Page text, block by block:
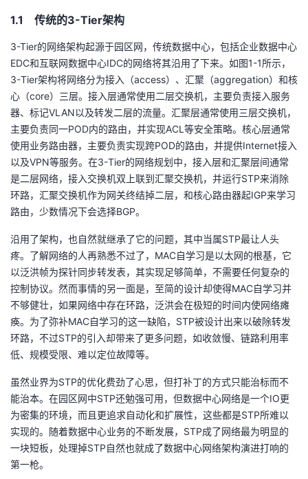
动
关
注
的
者
学
堂
的
课
程
我
的
认
证
我
的
实
验
我
的
收
藏
我
的
Programs
我
的
支
持
技
术
支
持
的
云
声
建
议
1.1 传统的3-Tier架构
3-Tier的网络架构起源于园区网，传统数据中心，包括企业数据中心
EDC和互联网数据中心IDC的网络将其沿用了下来。如图1-1所示，
3-Tier架构将网络分为接入（access）、汇聚（aggregation）和核
心（core）三层。接入层通常使用二层交换机，主要负责接入服务
器、标记VLAN以及转发二层的流量。汇聚层通常使用三层交换机，
主要负责同一POD内的路由，并实现ACL等安全策略。核心层通常
使用业务路由器，主要负责实现跨POD的路由，并提供Internet接入
以及VPN等服务。在3-Tier的网络规划中，接入层和汇聚层间通常
是二层网络，接入交换机双上联到汇聚交换机，并运行STP来消除
环路，汇聚交换机作为网关终结掉二层，和核心路由器起IGP来学习
路由，少数情况下会选择BGP。
沿用了架构，也自然就继承了它的问题，其中当属STP最让人头
疼。了解网络的人再熟悉不过了，MAC自学习是以太网的根基，它
以泛洪帧为探针同步转发表，其实现足够简单，不需要任何复杂的
控制协议。然而事情的另一面是，至简的设计却使得MAC自学习并
不够健壮，如果网络中存在环路，泛洪会在极短的时间内使网络瘫
痪。为了弥补MAC自学习的这一缺陷，STP被设计出来以破除转发
环路，不过STP的引入却带来了更多问题，如收敛慢、链路利用率
低、规模受限、难以定位故障等。
虽然业界为STP的优化费劲了心思，但打补丁的方式只能治标而不
能治本。在园区网中STP还勉强可用，但数据中心网络是一个IO更
为密集的环境，而且更追求自动化和扩展性，这些都是STP所难以
实现的。随着数据中心业务的不断发展，STP成了网络最为明显的
一块短板，处理掉STP自然也就成了数据中心网络架构演进打响的
第一枪。